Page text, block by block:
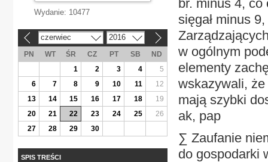
br. minus 4,
sięgał minus
w ogólnym
elementy
wskazywali,
mają szybki
ak, pap
∑ Zaufanie
do gospodarki
Wydanie: 10477
czerwiec 2016
PN WT ŚR CZ PT SB
ND
1
2 3 4
5
6
7 8 9 10 11
12
13
14 15 16 17 18
19
20
21 22 23 24 25
26
27
28 29 30
SPIS TREŚCI